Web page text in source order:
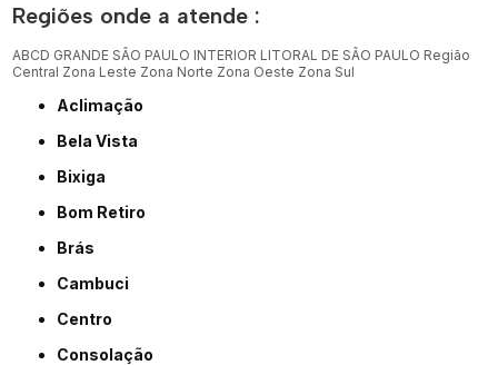
Regiões onde a atende :
ABCD GRANDE SÃO PAULO INTERIOR LITORAL DE SÃO PAULO Região
Central Zona Leste Zona Norte Zona Oeste Zona Sul
Aclimação
Bela Vista
Bixiga
Bom Retiro
Brás
Cambuci
Centro
Consolação